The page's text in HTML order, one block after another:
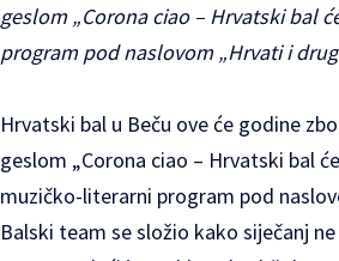
geslom „Corona ciao – Hrvatski bal
program pod naslovom „Hrvati i
Hrvatski bal u Beču ove će godine
geslom „Corona ciao – Hrvatski bal
muzičko-literarni program pod
Balski team se složio kako siječanj